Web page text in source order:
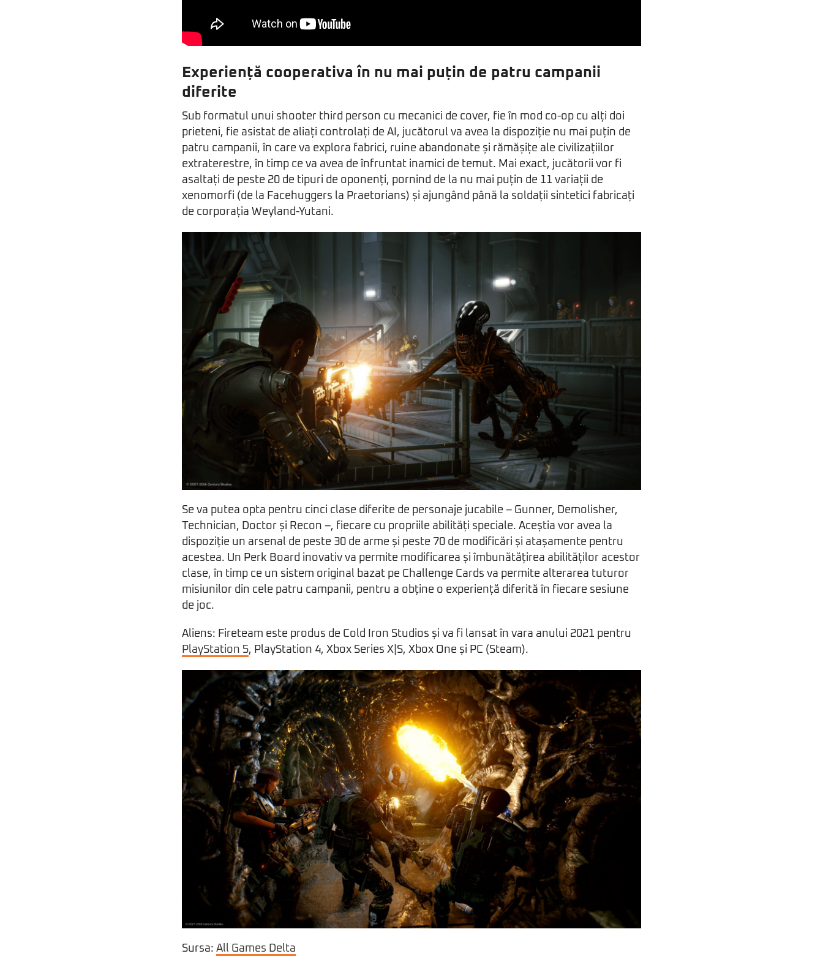
Experiență cooperativa în nu mai puțin de patru campanii
diferite
Sub formatul unui shooter third person cu mecanici de cover, fie în mod co-op cu alți doi
prieteni, fie asistat de aliați controlați de AI, jucătorul va avea la dispoziție nu mai puțin de
patru campanii, în care va explora fabrici, ruine abandonate și rămășițe ale civilizațiilor
extraterestre, în timp ce va avea de înfruntat inamici de temut. Mai exact, jucătorii vor fi
asaltați de peste 20 de tipuri de oponenți, pornind de la nu mai puțin de 11 variații de
xenomorfi (de la Facehuggers la Praetorians) și ajungând până la soldații sintetici fabricați
de corporația Weyland-Yutani.
Se va putea opta pentru cinci clase diferite de personaje jucabile – Gunner, Demolisher,
Technician, Doctor și Recon –, fiecare cu propriile abilități speciale. Aceștia vor avea la
dispoziție un arsenal de peste 30 de arme și peste 70 de modificări și atașamente pentru
acestea. Un Perk Board inovativ va permite modificarea și îmbunătățirea abilităților acestor
clase, în timp ce un sistem original bazat pe Challenge Cards va permite alterarea tuturor
misiunilor din cele patru campanii, pentru a obține o experiență diferită în fiecare sesiune
de joc.
Aliens: Fireteam este produs de Cold Iron Studios și va fi lansat în vara anului 2021 pentru
PlayStation 5, PlayStation 4, Xbox Series X|S, Xbox One și PC (Steam).
Sursa: All Games Delta